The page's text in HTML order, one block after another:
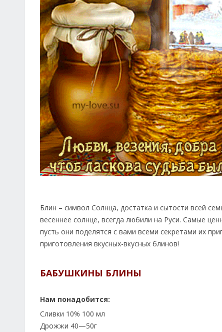
Блин – символ Солнца, достатка и сытости всей
весеннее солнце, всегда любили на Руси. Самые
пусть они поделятся с вами всеми секретами их
приготовления вкусных-вкусных блинов!
БАБУШКИНЫ БЛИНЫ
Нам понадобится:
Сливки 10% 100 мл
Дрожжи 40—50г